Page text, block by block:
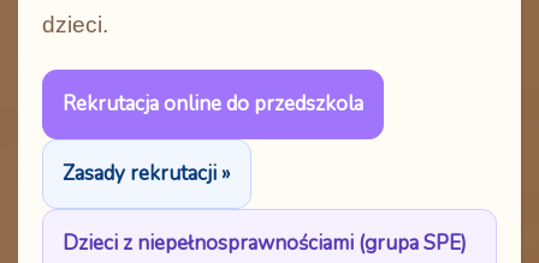
dzieci.
Rekrutacja online do przedszkola
Zasady rekrutacji »
Dzieci z niepełnosprawnościami (grupa SPE)